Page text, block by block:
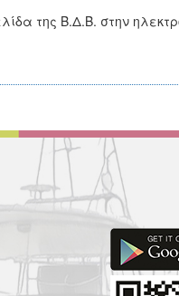
της Β.Δ.Β. στην